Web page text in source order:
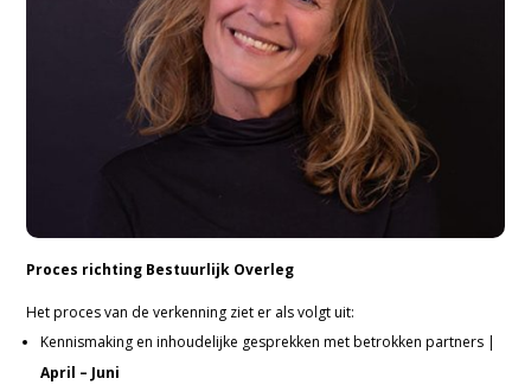
Proces richting Bestuurlijk Overleg
Het proces van de verkenning ziet er als volgt uit:
Kennismaking en inhoudelijke gesprekken met betrokken partners |
April – Juni